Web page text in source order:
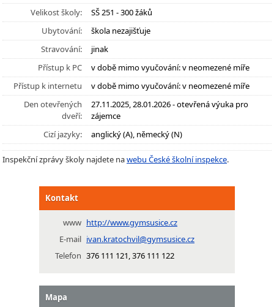
Velikost školy:
SŠ 251 - 300 žáků
Ubytování:
škola nezajišťuje
Stravování:
jinak
Přístup k PC
v době mimo vyučování: v neomezené míře
Přístup k internetu
v době mimo vyučování: v neomezené míře
Den otevřených
dveří:
27.11.2025, 28.01.2026 - otevřená výuka pro
zájemce
Cizí jazyky:
anglický (A), německý (N)
Inspekční zprávy školy najdete nawebu České školní inspekce.
Kontakt
www http://www.gymsusice.cz
E-mail ivan.kratochvil@gymsusice.cz
Telefon 376 111 121, 376 111 122
Mapa